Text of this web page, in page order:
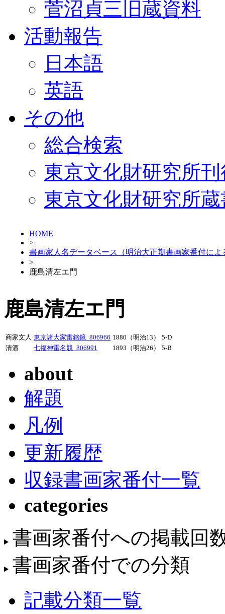
菅沼貞三旧蔵資料
活動報告
日本語
英語
その他
総合検索
東京文化財研究所
東京文化財研究所
HOME
>
書画家人名データベース（明治大正期書画家番付によ
>
鹿島清左エ門
鹿島清左エ門
商家文人 東京諸大家雷銘鏡_806966 1880（明治13）
5-D
清酒
七福神雷名競_806991 1893（明治26） 5-B
about
解題
凡例
更新履歴
収録書画家番付一覧
categories
書画家番付への掲載回
書画家番付での分類
記載分類一覧